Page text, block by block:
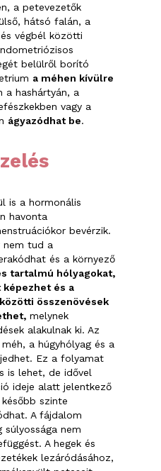
a petevezetők
hátsó falán, a
végbél közötti
belülről borító
a méhen kívülre
a hashártyán, a
vagy a
ágyazódhat be.
is a hormonális
havonta
bevérzik.
nem tud a
és a környező
tartalmú hólyagokat,
és a
összenövések
melynek
alakulnak ki. Az
a húgyhólyag és a
Ez a folyamat
is lehet, de idővel
ideje alatt jelentkező
szinte
A fájdalom
súlyossága nem
A hegek és
lezáródásához,